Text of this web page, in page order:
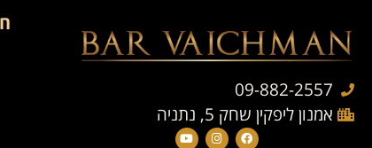
09-882-2557
אמנון ליפקין שחק 5, נתניה